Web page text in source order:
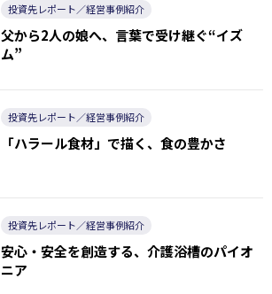
投資先レポート／経営事例紹介
父から2人の娘へ、言葉で受け継ぐ“イズ
ム”
投資先レポート／経営事例紹介
「ハラール食材」で描く、食の豊かさ
投資先レポート／経営事例紹介
安心・安全を創造する、介護浴槽のパイオ
ニア